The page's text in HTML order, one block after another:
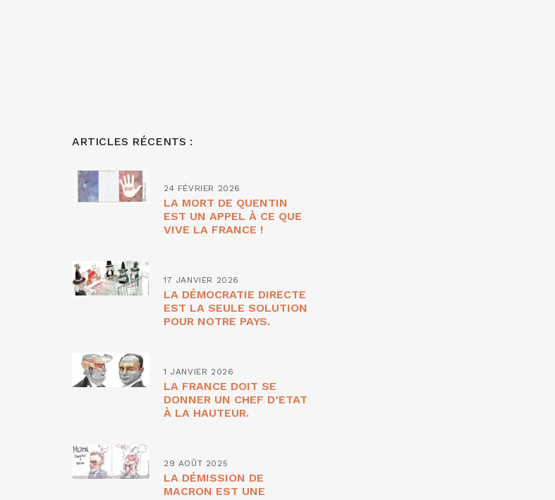
ARTICLES RÉCENTS :
24 FÉVRIER 2026
LA MORT DE QUENTIN
EST UN APPEL À CE QUE
VIVE LA FRANCE !
17 JANVIER 2026
LA DÉMOCRATIE DIRECTE
EST LA SEULE SOLUTION
POUR NOTRE PAYS.
1 JANVIER 2026
LA FRANCE DOIT SE
DONNER UN CHEF D’ETAT
À LA HAUTEUR.
29 AOÛT 2025
LA DÉMISSION DE
MACRON EST UNE